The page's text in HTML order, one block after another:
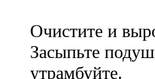
Очистите и
Засыпьте
утрамбуйте.